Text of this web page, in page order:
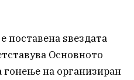
поставена ѕвездата
Основното
гонење на организиран